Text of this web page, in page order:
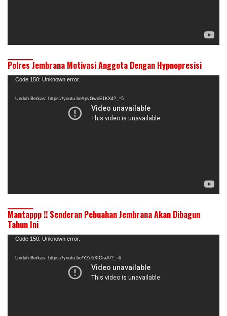
Polres Jembrana Motivasi Anggota Dengan Hypnopresisi
Pemutar
Code 150: Unknown error.
Unduh Berkas: https://youtu.be/tpvGwnE1KX4?_=5
Mantappp !! Senderan Pebuahan Jembrana Akan Dibagun
Tahun Ini
Pemutar
Code 150: Unknown error.
Unduh Berkas: https://youtu.be/YZe5XICraAI?_=6